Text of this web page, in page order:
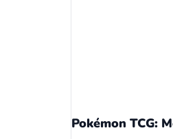
Pokémon TCG: